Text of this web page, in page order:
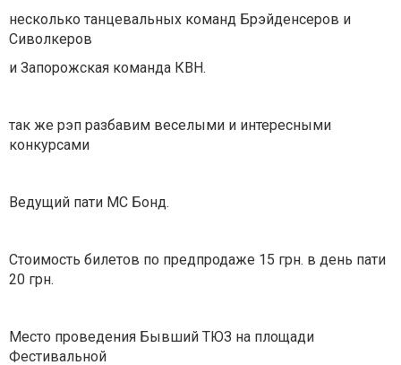
несколько танцевальных команд Брэйденсеров и
Сиволкеров
и Запорожская команда КВН.
так же рэп разбавим веселыми и интересными
конкурсами
Ведущий пати МС Бонд.
Стоимость билетов по предпродаже 15 грн. в день пати
20 грн.
Место проведения Бывший ТЮЗ на площади
Фестивальной